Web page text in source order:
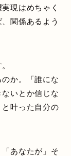
現はめちゃく
関係あるよう
か。「誰にな
いとか信じな
叶った自分の
あなたが」そ